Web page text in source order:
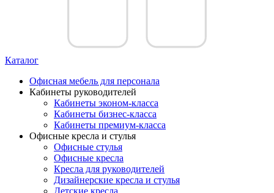
Каталог
Офисная мебель для персонала
Кабинеты руководителей
Кабинеты эконом-класса
Кабинеты бизнес-класса
Кабинеты премиум-класса
Офисные кресла и стулья
Офисные стулья
Офисные кресла
Кресла для руководителей
Дизайнерские кресла и стулья
Детские кресла